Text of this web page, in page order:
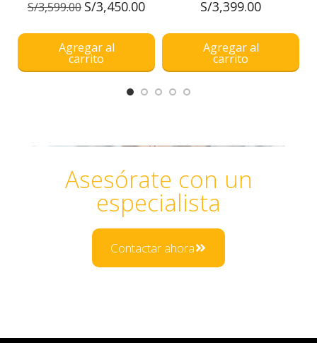
S/3,599.00 S/3,450.00
Agregar al
carrito
S/3,399.00
Agregar al
carrito
Asesórate con un
especialista
Contactar ahora